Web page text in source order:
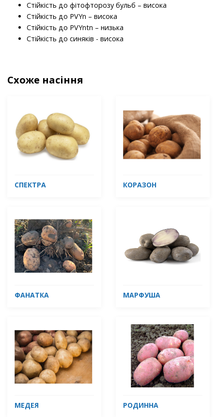
Стійкість до фітофторозу бульб – висока
Стійкість до PVYn – висока
Стійкість до PVYntn – низька
Стійкість до синяків - висока
Схоже насіння
СПЕКТРА КОРАЗОН
ФАНАТКА МАРФУША
МЕДЕЯ РОДИННА